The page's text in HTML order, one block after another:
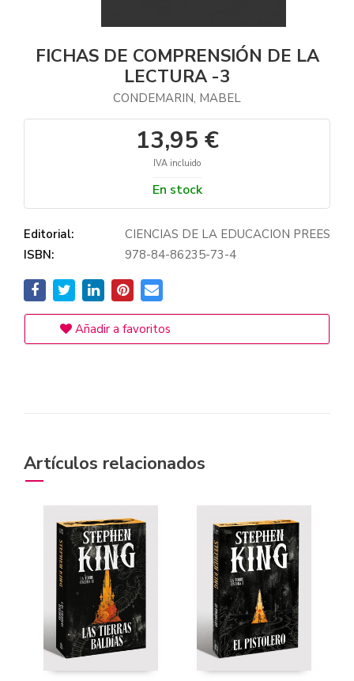
FICHAS DE COMPRENSIÓN DE LA
LECTURA -3
CONDEMARIN, MABEL
13,95 €
IVA incluido
En stock
Editorial:
CIENCIAS DE LA EDUCACION PREES
ISBN:
978-84-86235-73-4
Añadir a favoritos
Artículos relacionados